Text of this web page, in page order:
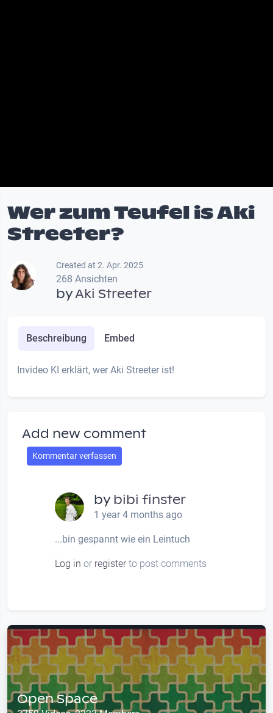
Wer zum Teufel is Aki
Streeter?
Created at 2. Apr. 2025
268 Ansichten
byAki Streeter
Beschreibung Embed
Invideo KI erklärt, wer Aki Streeter ist!
Add new comment
Kommentar verfassen
bybibi finster
1 year 4 months ago
...bin gespannt wie ein Leintuch
Log in or registerto post comments
Open Space